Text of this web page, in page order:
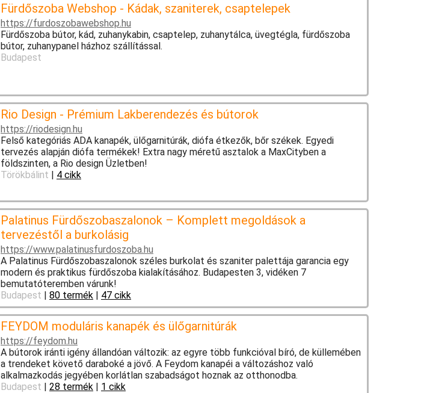
Fürdőszoba Webshop - Kádak, szaniterek, csaptelepek
https://furdoszobawebshop.hu
Fürdőszoba bútor, kád, zuhanykabin, csaptelep, zuhanytálca, üvegtégla, fürdőszoba
bútor, zuhanypanel házhoz szállítással.
Budapest
Rio Design - Prémium Lakberendezés és bútorok
https://riodesign.hu
Felső kategóriás ADA kanapék, ülőgarnitúrák, diófa étkezők, bőr székek. Egyedi
tervezés alapján diófa termékek! Extra nagy méretű asztalok a MaxCityben a
földszinten, a Rio design Üzletben!
Törökbálint | 4 cikk
Palatinus Fürdőszobaszalonok – Komplett megoldások a
tervezéstől a burkolásig
https://www.palatinusfurdoszoba.hu
A Palatinus Fürdőszobaszalonok széles burkolat és szaniter palettája garancia egy
modern és praktikus fürdőszoba kialakításához. Budapesten 3, vidéken 7
bemutatóteremben várunk!
Budapest | 80 termék | 47 cikk
FEYDOM moduláris kanapék és ülőgarnitúrák
https://feydom.hu
A bútorok iránti igény állandóan változik: az egyre több funkcióval bíró, de küllemében
a trendeket követő daraboké a jövő. A Feydom kanapéi a változáshoz való
alkalmazkodás jegyében korlátlan szabadságot hoznak az otthonodba.
Budapest | 28 termék | 1 cikk